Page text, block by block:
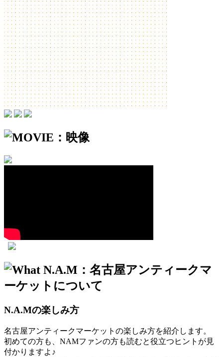
N.A.Mの楽しみ方
名古屋アンティークマーケットの楽しみ方を紹介します。
初めての方も、NAMファンの方も読むと役立つヒントが見
付かりますよ♪